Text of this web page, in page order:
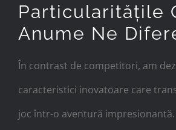
Particularitățile
Anume Ne
În contrast de competitori, am
caracteristici inovatoare care
joc într-o aventură